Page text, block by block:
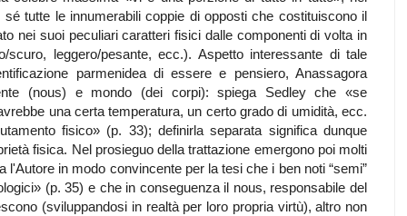
tutte le innumerabili coppie di opposti che costituiscono il
nei suoi peculiari caratteri fisici dalle componenti di volta in
scuro, leggero/pesante, ecc.). Aspetto interessante di tale
parmenidea di essere e pensiero, Anassagora
(nous) e mondo (dei corpi): spiega Sedley che «se
una certa temperatura, un certo grado di umidità, ecc.
fisico» (p. 33); definirla separata significa dunque
fisica. Nel prosieguo della trattazione emergono poi molti
l'Autore in modo convincente per la tesi che i ben noti “semi”
(p. 35) e che in conseguenza il nous, responsabile del
(sviluppandosi in realtà per loro propria virtù), altro non